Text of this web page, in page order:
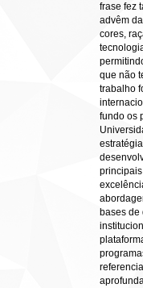
frase fez
advêm
cores,
que não
trabalho
fundo os
bases de